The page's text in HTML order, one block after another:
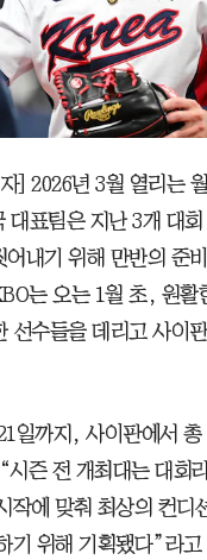
] 2026년 3월 열리는
대표팀은 지난 3개 대
내기 위해 만반의 준
는 오는 1월 초, 원활
선수들을 데리고 사이
일까지, 사이판에서 총
즌 전 개최대는 대회
작에 맞춰 최상의 컨디
기 위해 기획됐다”라고